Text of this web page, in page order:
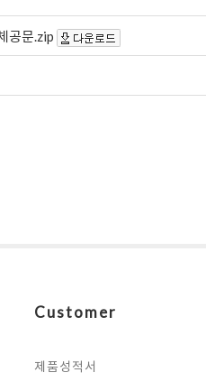
공문.zip
Customer
제품성적서